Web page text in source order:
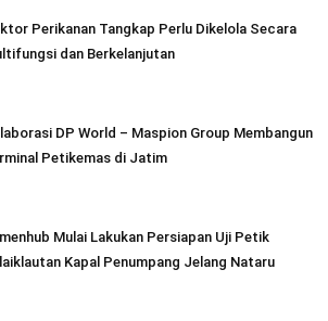
Perikanan Tangkap Perlu Dikelola Secara
dan Berkelanjutan
DP World – Maspion Group Membangun
Petikemas di Jatim
Mulai Lakukan Persiapan Uji Petik
Kapal Penumpang Jelang Nataru